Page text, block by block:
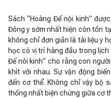
Sách “Hoàng Đế nội kinh”
Đông y sớm nhất hiện còn tồn
không chỉ đơn giản là tài liệu y
học có vị trí hàng đầu trong
Đế nôi kinh” cho rằng con
khít với nhau. Sự vận động
đến cơ thể. Không chỉ vậy bộ
thống nhất biện chứng giữa cơ